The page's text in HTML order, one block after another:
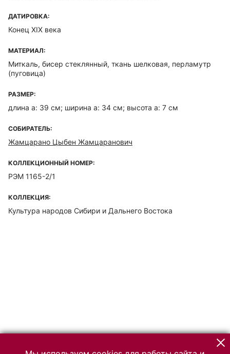
ДАТИРОВКА:
Конец XIX века
МАТЕРИАЛ:
Миткаль, бисер стеклянный, ткань шелковая, перламутр
(пуговица)
РАЗМЕР:
длина а: 39 см; ширина а: 34 см; высота а: 7 см
СОБИРАТЕЛЬ:
Жамцарано Цыбен Жамцаранович
КОЛЛЕКЦИОННЫЙ НОМЕР:
РЭМ 1165-2/1
КОЛЛЕКЦИЯ:
Культура народов Сибири и Дальнего Востока